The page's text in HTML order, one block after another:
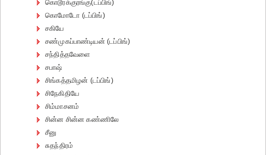
கொடூரக்குரங்கு(டப்பிங்)
கொமோடோ (டப்பிங்)
சகியே
சண்முகப்பாண்டியன் (டப்பிங்)
சந்தித்தவேளை
சபாஷ்
சிங்கத்தமிழன் (டப்பிங்)
சிநேகிதியே
சிம்மாசனம்
சின்ன சின்ன கண்ணிலே
சீனு
சுதந்திரம்